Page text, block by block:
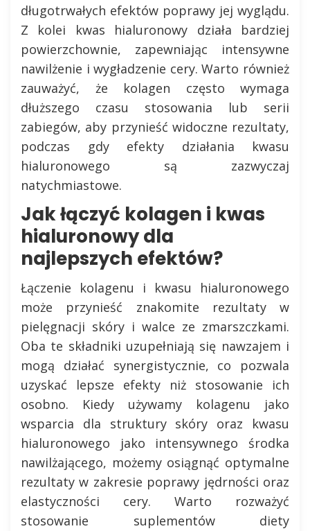
długotrwałych efektów poprawy jej wyglądu.
Z kolei kwas hialuronowy działa bardziej
powierzchownie, zapewniając intensywne
nawilżenie i wygładzenie cery. Warto również
zauważyć, że kolagen często wymaga
dłuższego czasu stosowania lub serii
zabiegów, aby przynieść widoczne rezultaty,
podczas gdy efekty działania kwasu
hialuronowego są zazwyczaj
natychmiastowe.
Jak łączyć kolagen i kwas
hialuronowy dla
najlepszych efektów?
Łączenie kolagenu i kwasu hialuronowego
może przynieść znakomite rezultaty w
pielęgnacji skóry i walce ze zmarszczkami.
Oba te składniki uzupełniają się nawzajem i
mogą działać synergistycznie, co pozwala
uzyskać lepsze efekty niż stosowanie ich
osobno. Kiedy używamy kolagenu jako
wsparcia dla struktury skóry oraz kwasu
hialuronowego jako intensywnego środka
nawilżającego, możemy osiągnąć optymalne
rezultaty w zakresie poprawy jędrności oraz
elastyczności cery. Warto rozważyć
stosowanie suplementów diety